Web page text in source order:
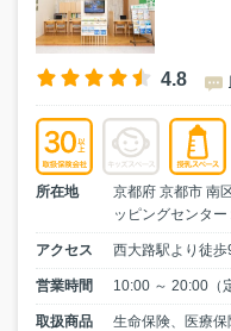
4.8
所在地
京都府 京都市 南
ッピングセンター
アクセス 西大路駅より徒歩
営業時間 10:00 ～ 20:00（
取扱商品
生命保険、医療